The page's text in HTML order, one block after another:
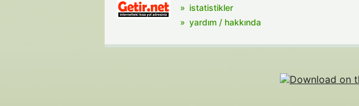
istatistikler
yardım / hakkında